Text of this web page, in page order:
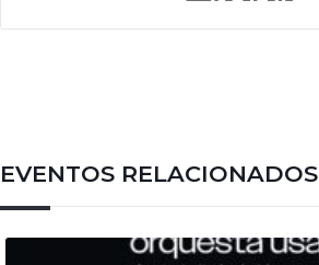
EVENTOS RELACIONADOS